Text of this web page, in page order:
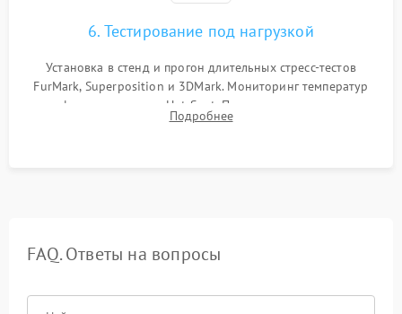
6. Тестирование под нагрузкой
Установка в стенд и прогон длительных стресс-тестов
FurMark, Superposition и 3DMark. Мониторинг температур
графического чипа и Hot Spot. Проверка на отсутствие
артефактов изображения, вылетов драйвера и зависаний.
Подробнее
FAQ. Ответы на вопросы